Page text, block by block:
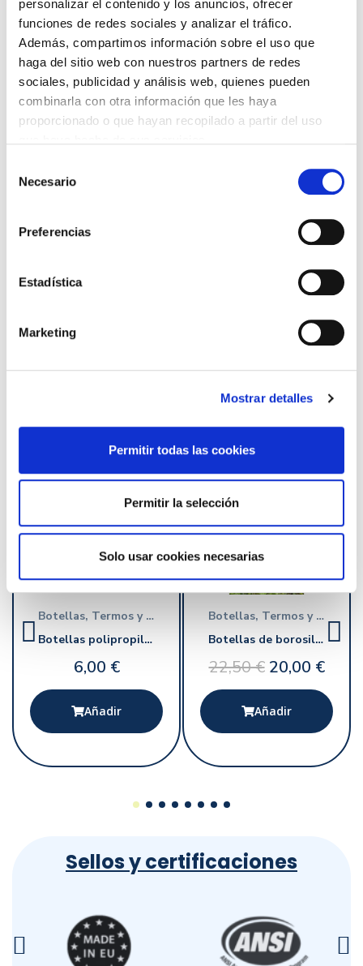
personalizar el contenido y los anuncios, ofrecer
funciones de redes sociales y analizar el tráfico.
Además, compartimos información sobre el uso que
haga del sitio web con nuestros partners de redes
sociales, publicidad y análisis web, quienes pueden
combinarla con otra información que les haya
proporcionado o que hayan recopilado a partir del uso
Puedevisitar la Política de cookies para esta página
Necesario
Preferencias
Estadística
Marketing
Mostrar detalles
Permitir todas las cookies
Permitir la selección
Solo usar cookies necesarias
Nuestro equipo tiene la vocación de asesorar,
orientar y ayudar a todas las personas a mejorar su
salud. Respondemos a todas las preguntas y dudas
que puedan surgir de forma personalizada, en base a
tus necesidades y contexto.
Agua Viva ecotecnologías tiene el objetivo de
ofrecer únicamente productos que estén en armonía
También podría interesarte
Vista rápida Botellas, Termos y Garrafas
Botellas polipropileno 750 ml
6,00 €
Añadir
Vista rápida
-2,50 €
Botellas, Termos y Garrafas
Botellas de borosilicato EcoGlass
22,50 € 20,00 €
Añadir
Sellos y certificaciones